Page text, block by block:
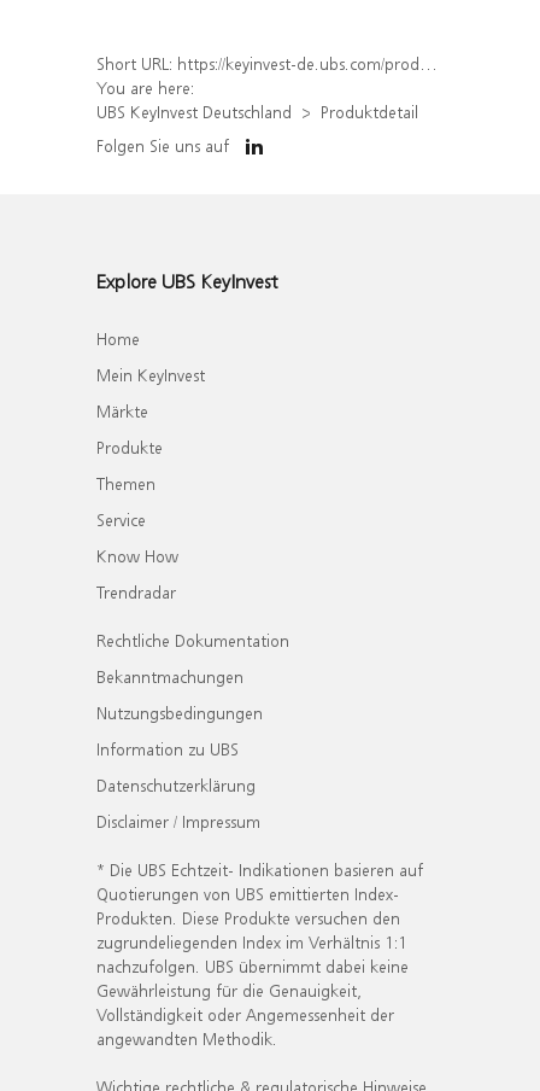
Short URL: https://keyinvest-de.ubs.com/produkt/detail/index/isin/DE000WA4N180
You are here:
UBS KeyInvest Deutschland
Produktdetail
Folgen Sie uns auf
Explore UBS KeyInvest
Home
Mein KeyInvest
Märkte
Produkte
Themen
Service
Know How
Trendradar
Rechtliche Dokumentation
Bekanntmachungen
Nutzungsbedingungen
Information zu UBS
Datenschutzerklärung
Disclaimer / Impressum
* Die UBS Echtzeit- Indikationen basieren auf
Quotierungen von UBS emittierten Index-
Produkten. Diese Produkte versuchen den
zugrundeliegenden Index im Verhältnis 1:1
nachzufolgen. UBS übernimmt dabei keine
Gewährleistung für die Genauigkeit,
Vollständigkeit oder Angemessenheit der
angewandten Methodik.